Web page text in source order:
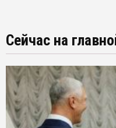
Сейчас на